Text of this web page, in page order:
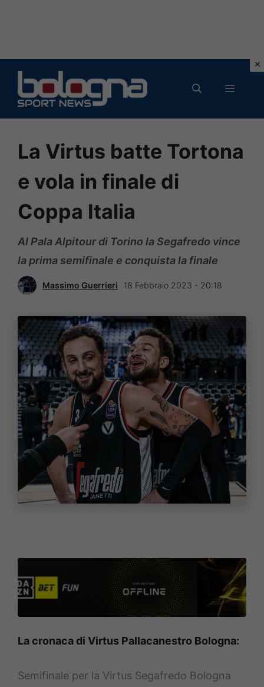
contenuto
MENU
La Virtus batte Tortona
e vola in finale di
Coppa Italia
Al Pala Alpitour di Torino la Segafredo vince
la prima semifinale e conquista la finale
Massimo Guerrieri 18 Febbraio 2023 - 20:18
La cronaca di Virtus Pallacanestro Bologna:
Semifinale per la Virtus Segafredo Bologna